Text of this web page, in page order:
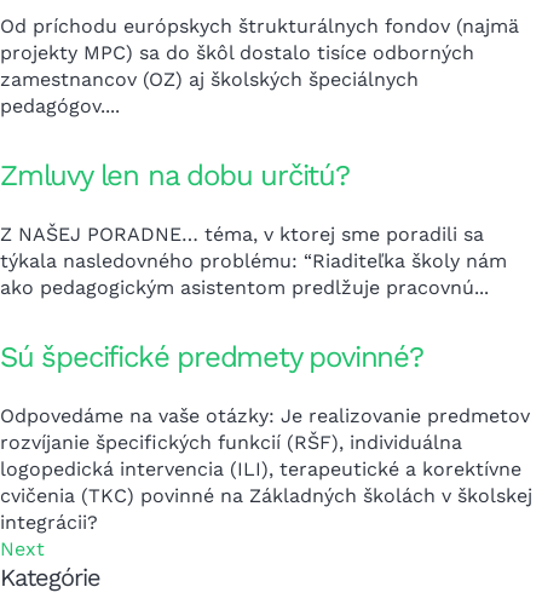
Od príchodu európskych štrukturálnych fondov (najmä
projekty MPC) sa do škôl dostalo tisíce odborných
zamestnancov (OZ) aj školských špeciálnych
pedagógov....
Zmluvy len na dobu určitú?
Z NAŠEJ PORADNE… téma, v ktorej sme poradili sa
týkala nasledovného problému: “Riaditeľka školy nám
ako pedagogickým asistentom predlžuje pracovnú...
Sú špecifické predmety povinné?
Odpovedáme na vaše otázky: Je realizovanie predmetov
rozvíjanie špecifických funkcií (RŠF), individuálna
logopedická intervencia (ILI), terapeutické a korektívne
cvičenia (TKC) povinné na Základných školách v školskej
integrácii?
Next
Kategórie